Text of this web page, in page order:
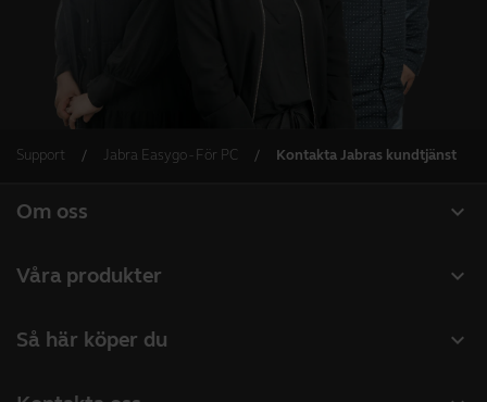
Support Jabra Easygo - För PC Kontakta Jabras kundtjänst
expand_more
Om oss
Hållbarhet
expand_more
Våra produkter
expand_more
Så här köper du